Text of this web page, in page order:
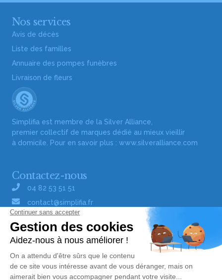
Nos services
Avis de décès
Liste des familles
Annuaire des pompes funèbres
Livraison de fleurs
Simplifia est membre de la Silver Alliance,
premier collectif de marques dédié au mieux vieillir
à domicile. Pour en savoir plus : www.silveralliance.com
Contactez-nous
04 82 53 51 51
contact@simplifia.fr
Réseaux sociaux
Liens utiles